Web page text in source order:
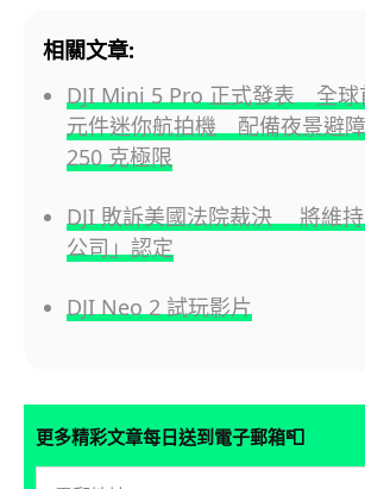
相關文章:
DJI Mini 5 Pro 正式發表 全球
元件迷你航拍機 配備夜景避
250 克極限
DJI 敗訴美國法院裁決 將維
公司」認定
DJI Neo 2 試玩影片
更多精彩文章每日送到電子郵箱📮